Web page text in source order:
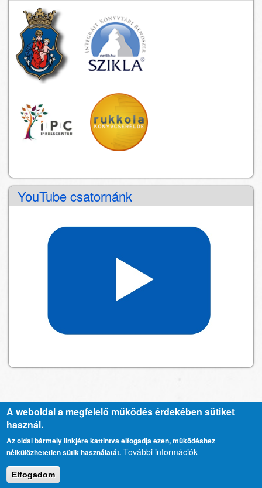
YouTube csatornánk
Lábléc
menü
Kapcsolat
Adatkezelési tájékoztató
A weboldal a megfelelő működés érdekében sütiket
használ.
Az oldal bármely linkjére kattintva elfogadja ezen, működéshez
nélkülözhetetlen sütik használatát. További információk
Elfogadom